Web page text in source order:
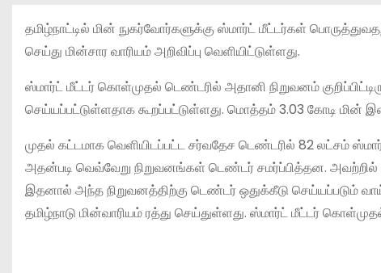
தமிழ்நாட்டில் மின் நுகர்வோர்களுக்கு ஸ்மார்ட் மீட்டர்கள்
செய்து மின்சார வாரியம் அறிவிப்பு வெளியிட்டுள்ளது.
ஸ்மார்ட் மீட்டர் கொள்முதல் டெண்டரில் அதானி நிறுவனம்
செய்யப்பட்டுள்ளதாக கூறப்பட்டுள்ளது. மொத்தம் 3.03 கோடி மின்
முதல் கட்டமாக வெளியிடப்பட்ட சர்வதேச டெண்டரில் 82 லட்சம்
அதன்படி வெவ்வேறு நிறுவனங்கள் டெண்டர் சமர்ப்பித்தன.
இதனால் அந்த நிறுவனத்திற்கு டெண்டர் ஒதுக்கீடு செய்யப்படும்
தமிழ்நாடு மின்வாரியம் ரத்து செய்துள்ளது. ஸ்மார்ட் மீட்டர்